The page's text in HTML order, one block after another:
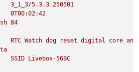
3_1_3/5.3.3.250501
0T00:02:42
84
RTC Watch dog reset digital core and
SSID
Livebox-56BC